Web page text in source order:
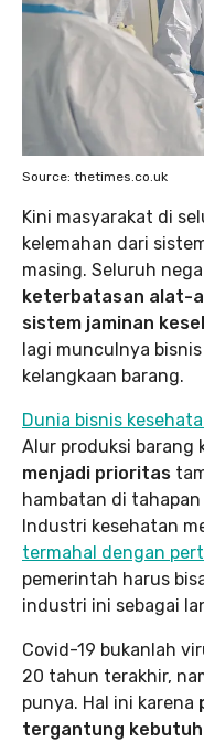
Source: thetimes.co.uk
Kini masyarakat di
kelemahan dari
masing. Seluruh
keterbatasan alat-
sistem jaminan
lagi munculnya
kelangkaan barang.
Dunia bisnis
Alur produksi barang
menjadi prioritas
hambatan di
Industri kesehatan
termahal dengan
pemerintah harus
industri ini sebagai
Covid-19 bukanlah
20 tahun terakhir,
punya. Hal ini karena
tergantung